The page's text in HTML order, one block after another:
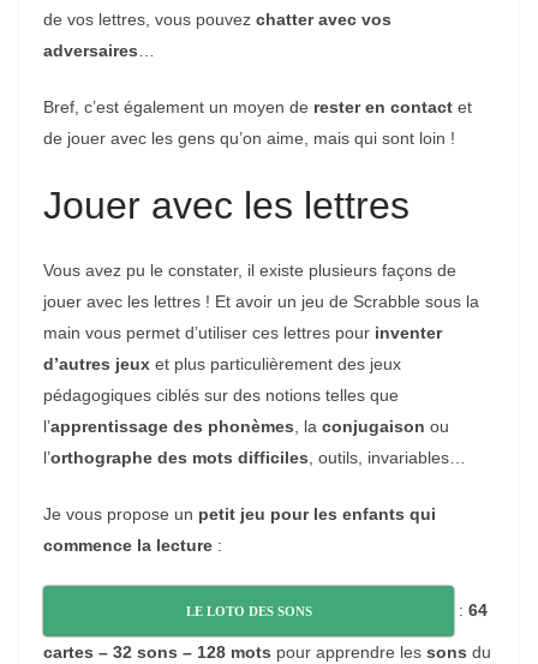
de vos lettres, vous pouvez chatter avec vos
adversaires
Bref, c’est également un moyen de rester en contact et
de jouer avec les gens qu’on aime, mais qui sont loin !
Jouer avec les lettres
Vous avez pu le constater, il existe plusieurs façons de
jouer avec les lettres ! Et avoir un jeu de Scrabble sous la
main vous permet d’utiliser ces lettres pour inventer
d’autres jeux et plus particulièrement des jeux
pédagogiques ciblés sur des notions telles que
l’apprentissage des phonèmes , la conjugaison ou
l’orthographe des mots difficiles , outils, invariables…
Je vous propose un petit jeu pour les enfants qui
commence la lecture :
LE LOTO DES SONS :64
cartes – 32 sons – 128 mots pour apprendre les sons du